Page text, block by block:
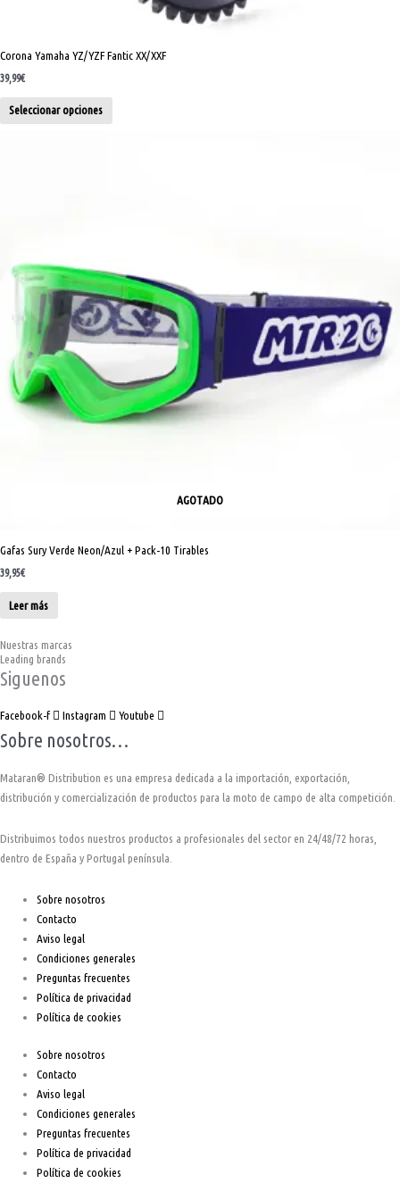
Corona Yamaha YZ/YZF Fantic XX/XXF
39,99€
Seleccionar opciones
AGOTADO
Gafas Sury Verde Neon/Azul + Pack-10 Tirables
39,95€
Leer más
Nuestras marcas
Leading brands
Siguenos
Facebook-f Instagram Youtube
Sobre nosotros…
Mataran® Distribution es una empresa dedicada a la importación, exportación,
distribución y comercialización de productos para la moto de campo de alta competición.
Distribuimos todos nuestros productos a profesionales del sector en 24/48/72 horas,
dentro de España y Portugal península.
Sobre nosotros
Contacto
Aviso legal
Condiciones generales
Preguntas frecuentes
Política de privacidad
Política de cookies
Sobre nosotros
Contacto
Aviso legal
Condiciones generales
Preguntas frecuentes
Política de privacidad
Política de cookies